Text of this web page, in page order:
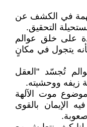
في الكشف عن
التحقيق.
على خلق عوالم
يتجول في مكانٍ
تُجسّد "العقل
زيفه ووحشيته.
موت الآلهة
الإيمان بالقوى
صعوبة.